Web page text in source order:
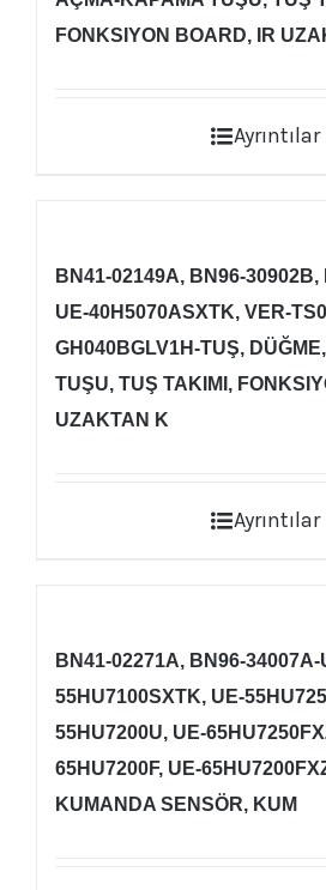
FONKSIYON BOARD, IR
Ayrıntılar
BN41-02149A, BN96-
UE-40H5070ASXTK, VER-
GH040BGLV1H-TUŞ,
TUŞU, TUŞ TAKIMI,
UZAKTAN K
Ayrıntılar
BN41-02271A, BN96-34007A-
55HU7100SXTK, UE-
55HU7200U, UE-
65HU7200F, UE-
KUMANDA SENSÖR, KUM